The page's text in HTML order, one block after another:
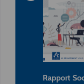
Rapport